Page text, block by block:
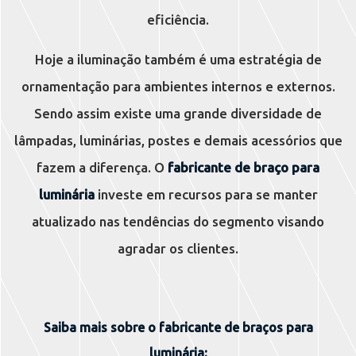
eficiência.
Hoje a iluminação também é uma estratégia de
ornamentação para ambientes internos e externos.
Sendo assim existe uma grande diversidade de
lâmpadas, luminárias, postes e demais acessórios que
fazem a diferença. O fabricante de braço para
lumináriainveste em recursos para se manter
atualizado nas tendências do segmento visando
agradar os clientes.
Saiba mais sobre o fabricante de braços para
luminária: